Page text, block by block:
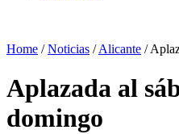
Home /Noticias /Alicante /
Aplazada al
domingo